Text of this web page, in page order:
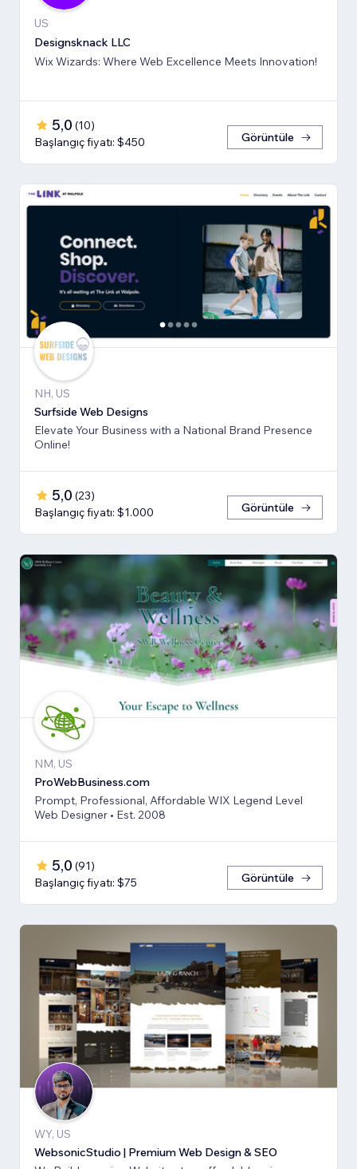
US
Designsknack LLC
Wix Wizards: Where Web Excellence Meets Innovation!
5,0 (10)
Başlangıç fiyatı: $450
Görüntüle
NH, US
Surfside Web Designs
Elevate Your Business with a National Brand Presence
Online!
5,0 (23)
Başlangıç fiyatı: $1.000
Görüntüle
NM, US
ProWebBusiness.com
Prompt, Professional, Affordable WIX Legend Level
Web Designer • Est. 2008
5,0 (91)
Başlangıç fiyatı: $75
Görüntüle
WY, US
WebsonicStudio | Premium Web Design & SEO